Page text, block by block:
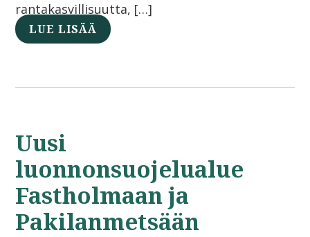
rantakasvillisuutta, […]
LUE LISÄÄ
Uusi
luonnonsuojelualue
Fastholmaan ja
Pakilanmetsään